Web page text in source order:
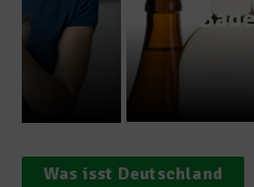
Badewanne
4.
Was isst Deutschland